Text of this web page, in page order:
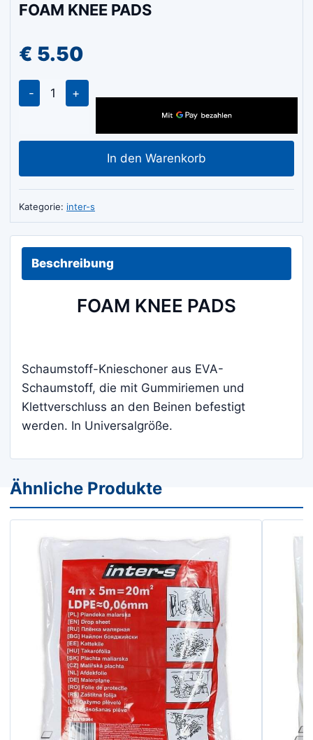
FOAM KNEE PADS
€ 5.50
FOAM
KNEE
Menge
In den Warenkorb
Kategorie: inter-s
Beschreibung
FOAM KNEE PADS
Schaumstoff-Knieschoner aus EVA-
Schaumstoff, die mit Gummiriemen und
Klettverschluss an den Beinen befestigt
werden. In Universalgröße.
Ähnliche Produkte